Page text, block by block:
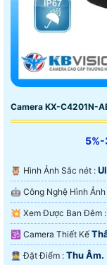
Camera KX-C4201N-
5%-
🦉 Hình Ảnh Sắc nét :
💥 Xem Được Ban Đêm :
🕉️ Camera Thiết Kế
️👮 Đặt Điểm : Thu Âm.